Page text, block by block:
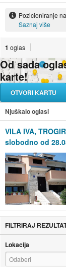
Pozicioniranje
Saznaj više
1 oglas
Od sada
karte!
OTVORI KARTU
Njuškalo oglasi
VILA IVA,
slobodno od
FILTRIRAJ
Lokacija
Odaberi